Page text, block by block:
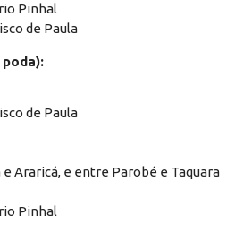
Pinhal
de Paula
de Paula
e Araricá, e entre Parobé e Taquara
Pinhal